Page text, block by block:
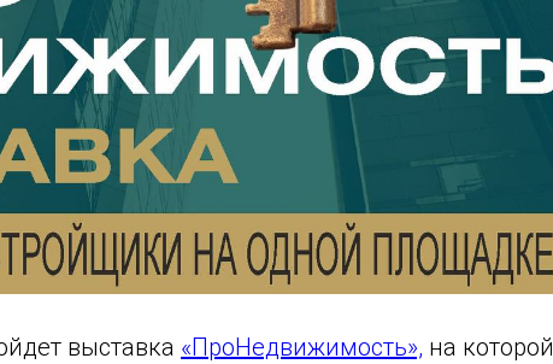
выставка «ПроНедвижимость», на которой